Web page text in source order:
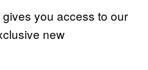
you access to our
new